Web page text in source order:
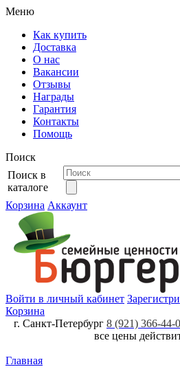
Меню
Как купить
Доставка
О нас
Вакансии
Отзывы
Награды
Гарантия
Контакты
Помощь
Поиск
Поиск в
каталоге
Корзина Аккаунт
Войти в личный кабинет
Корзина
г. Санкт-Петербург 8 (921) 366-44-
все цены
Главная